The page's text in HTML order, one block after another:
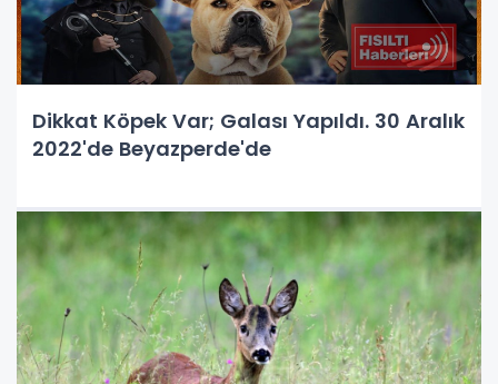
Dikkat Köpek Var; Galası Yapıldı. 30 Aralık
2022'de Beyazperde'de